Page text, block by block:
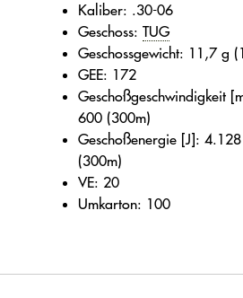
Kaliber: .30-06
Geschoss: TUG
Geschossgewicht: 11,7 g
GEE: 172
600 (300m)
Geschoßenergie [J]:
(300m)
VE: 20
Umkarton: 100